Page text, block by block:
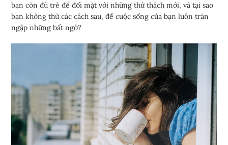
bạn còn đủ trẻ để đối mặt với những thử thách mới, và tại sao
bạn không thử các cách sau, để cuộc sống của bạn luôn tràn
ngập những bất ngờ?